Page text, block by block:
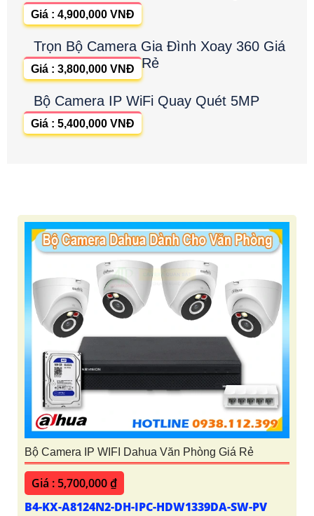
Giá : 4,900,000 VNĐ
Trọn Bộ Camera Gia Đình Xoay 360 Giá
Rẻ
Giá : 3,800,000 VNĐ
Bộ Camera IP WiFi Quay Quét 5MP
Giá : 5,400,000 VNĐ
Bộ Camera IP WIFI Dahua Văn Phòng Giá Rẻ
Giá : 5,700,000 ₫
B4-KX-A8124N2-DH-IPC-HDW1339DA-SW-PV